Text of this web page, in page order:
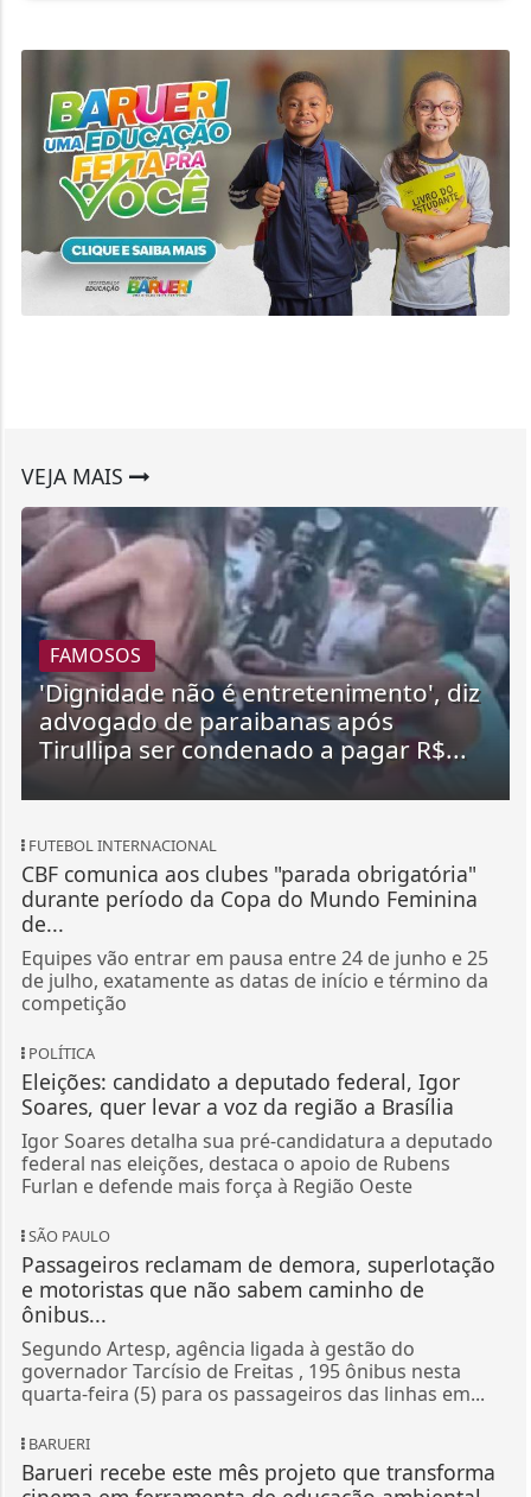
VEJA MAIS
FAMOSOS
'Dignidade não é entretenimento', diz
advogado de paraibanas após
Tirullipa ser condenado a pagar R$...
FUTEBOL INTERNACIONAL
CBF comunica aos clubes "parada obrigatória"
durante período da Copa do Mundo Feminina
de...
Equipes vão entrar em pausa entre 24 de junho e 25
de julho, exatamente as datas de início e término da
competição
POLÍTICA
Eleições: candidato a deputado federal, Igor
Soares, quer levar a voz da região a Brasília
Igor Soares detalha sua pré-candidatura a deputado
federal nas eleições, destaca o apoio de Rubens
Furlan e defende mais força à Região Oeste
SÃO PAULO
Passageiros reclamam de demora, superlotação
e motoristas que não sabem caminho de
ônibus...
Segundo Artesp, agência ligada à gestão do
governador Tarcísio de Freitas , 195 ônibus nesta
quarta-feira (5) para os passageiros das linhas em...
BARUERI
Barueri recebe este mês projeto que transforma